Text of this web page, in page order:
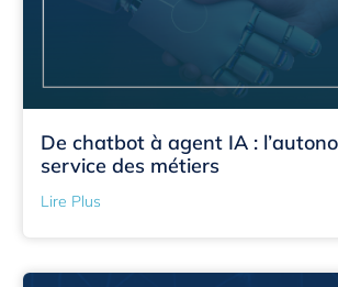
De chatbot à agent IA :
service des métiers
Lire Plus